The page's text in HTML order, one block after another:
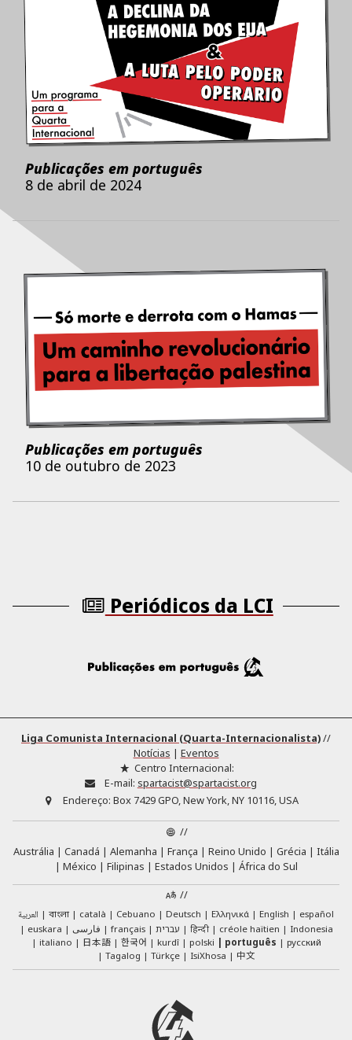
Publicações em português
8 de abril de 2024
Publicações em português
10 de outubro de 2023
Periódicos da LCI
Liga Comunista Internacional (Quarta-Internacionalista)//
Notícias | Eventos
Centro Internacional:
E-mail: spartacist@spartacist.org
Endereço: Box 7429 GPO, New York, NY 10116, USA
//
Austrália
Canadá Alemanha França Reino Unido Grécia
Itália
México
Filipinas Estados Unidos
África do Sul
//
العربية বাংলা català Cebuano Deutsch Ελληνικά English
español
euskara
فارسی français עברית हिन्दी créole haïtien
Indonesia
italiano
日本語 한국어 kurdî polski português
русский
Tagalog
Türkçe IsiXhosa 中文